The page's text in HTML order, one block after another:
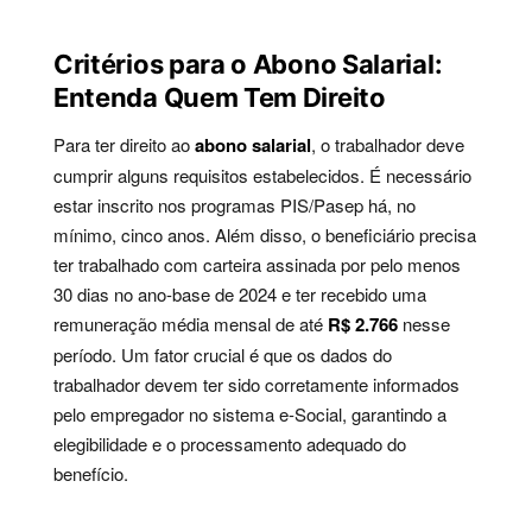
Critérios para o Abono Salarial:
Entenda Quem Tem Direito
Para ter direito aoabono salarial, o trabalhador deve
cumprir alguns requisitos estabelecidos. É necessário
estar inscrito nos programas PIS/Pasep há, no
mínimo, cinco anos. Além disso, o beneficiário precisa
ter trabalhado com carteira assinada por pelo menos
30 dias no ano-base de 2024 e ter recebido uma
remuneração média mensal de até R$ 2.766 nesse
período. Um fator crucial é que os dados do
trabalhador devem ter sido corretamente informados
pelo empregador no sistema e-Social, garantindo a
elegibilidade e o processamento adequado do
benefício.